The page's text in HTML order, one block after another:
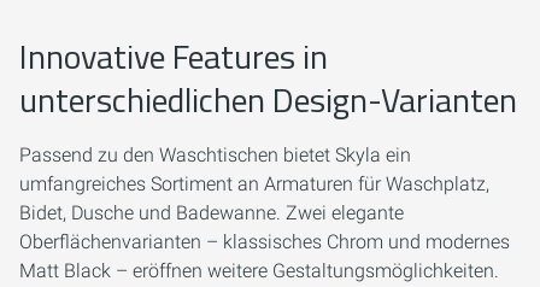
Innovative Features in
unterschiedlichen Design-Varianten
Passend zu den Waschtischen bietet Skyla ein
umfangreiches Sortiment an Armaturen für Waschplatz,
Bidet, Dusche und Badewanne. Zwei elegante
Oberflächenvarianten – klassisches Chrom und modernes
Matt Black – eröffnen weitere Gestaltungsmöglichkeiten.